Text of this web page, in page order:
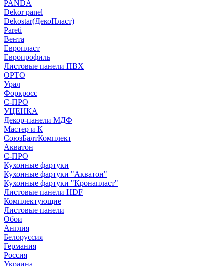
PANDA
Dekor panel
Dekostar(ДекоПласт)
Pareti
Вента
Европласт
Европрофиль
Листовые панели ПВХ
ОРТО
Урал
Форкросс
С-ПРО
УЦЕНКА
Декор-панели МДФ
Мастер и К
СоюзБалтКомплект
Акватон
С-ПРО
Кухонные фартуки
Кухонные фартуки "Акватон"
Кухонные фартуки "Кронапласт"
Листовые панели HDF
Комплектующие
Листовые панели
Обои
Англия
Белоруссия
Германия
Россия
Украина